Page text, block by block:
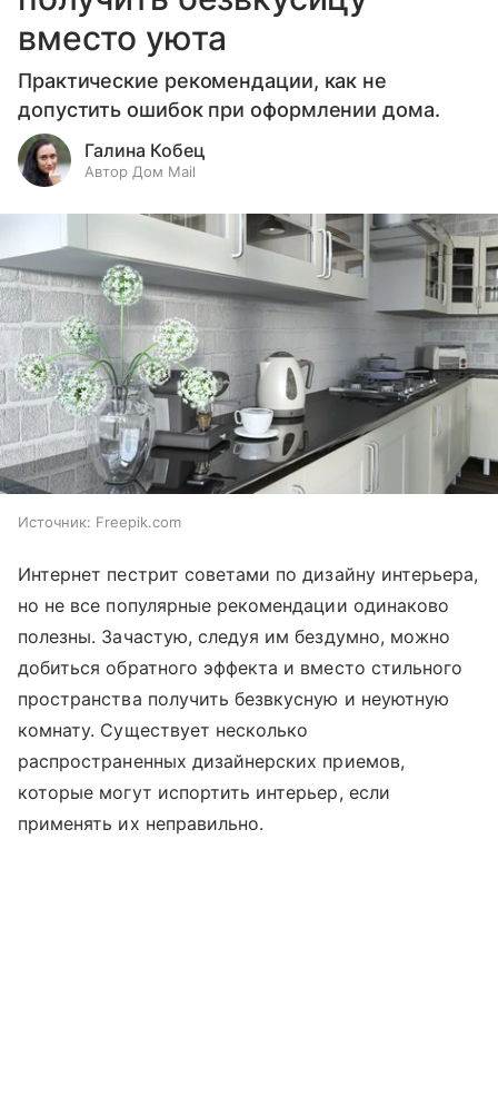
вместо уюта
Практические рекомендации, как не
допустить ошибок при оформлении дома.
Галина Кобец
Автор Дом Mail
Источник: Freepik.com
Интернет пестрит советами по дизайну интерьера,
но не все популярные рекомендации одинаково
полезны. Зачастую, следуя им бездумно, можно
добиться обратного эффекта и вместо стильного
пространства получить безвкусную и неуютную
комнату. Существует несколько
распространенных дизайнерских приемов,
которые могут испортить интерьер, если
применять их неправильно.